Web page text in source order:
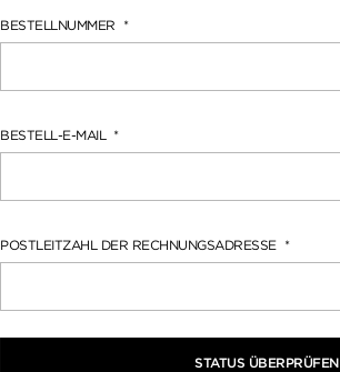
BESTELLNUMMER
BESTELL-E-MAIL
POSTLEITZAHL DER RECHNUNGSADRESSE
STATUS ÜBERPRÜFEN